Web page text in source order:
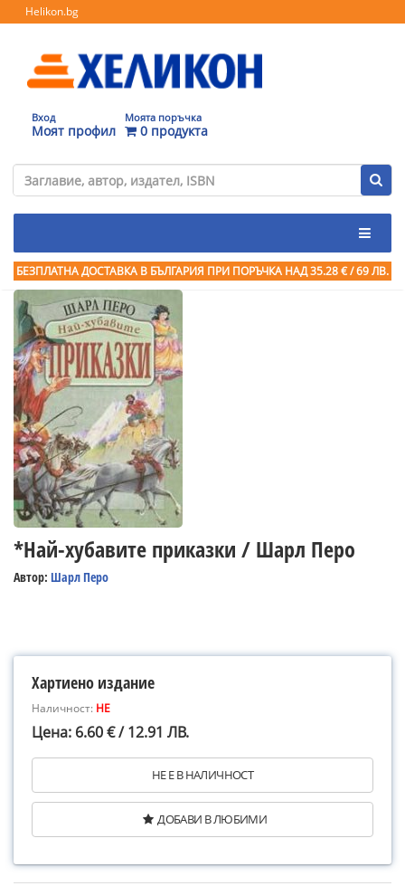
Helikon.bg
Вход
Моят профил
Моята поръчка
0 продукта
БЕЗПЛАТНА ДОСТАВКА В БЪЛГАРИЯ ПРИ ПОРЪЧКА НАД 35.28 € / 69 ЛВ.
*Най-хубавите приказки / Шарл Перо
Автор: Шарл Перо
Хартиено издание
Наличност: НЕ
Цена: 6.60 € / 12.91 ЛВ.
НЕ Е В НАЛИЧНОСТ
ДОБАВИ В ЛЮБИМИ